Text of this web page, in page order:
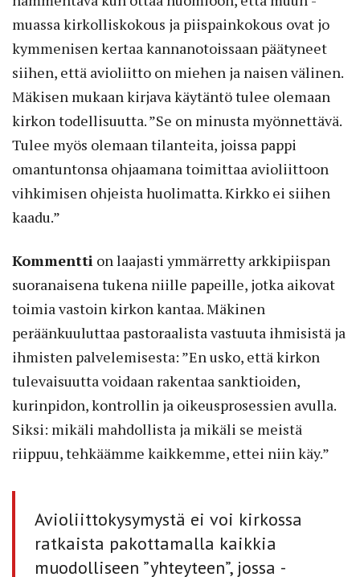
muassa kirkolliskokous ja piispainkokous ovat jo
kymmenisen kertaa kannanotoissaan päätyneet
siihen, että avioliitto on miehen ja naisen välinen.
Mäkisen mukaan kirjava käytäntö tulee olemaan
kirkon todellisuutta. ”Se on minusta myönnettävä.
Tulee myös olemaan tilanteita, joissa pappi
omantuntonsa ohjaamana toimittaa avioliittoon
vihkimisen ohjeista huolimatta. Kirkko ei siihen
kaadu.”
Kommentti on laajasti ymmärretty arkkipiispan
suoranaisena tukena niille papeille, jotka aikovat
toimia vastoin kirkon kantaa. Mäkinen
peräänkuuluttaa pastoraalista vastuuta ihmisistä ja
ihmisten palvelemisesta: ”En usko, että kirkon
tulevaisuutta voidaan rakentaa sanktioiden,
kurinpidon, kontrollin ja oikeusprosessien avulla.
Siksi: mikäli mahdollista ja mikäli se meistä
riippuu, tehkäämme kaikkemme, ettei niin käy.”
Avioliittokysymystä ei voi kirkossa
ratkaista pakottamalla kaikkia
muodolliseen ”yhteyteen”, jossa ­